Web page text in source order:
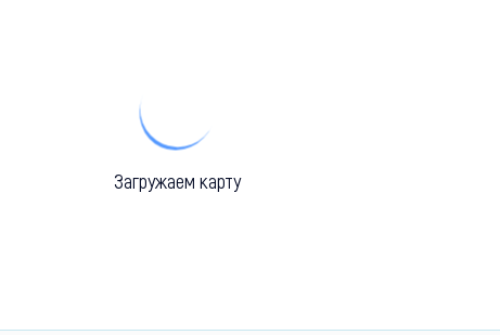
Загружаем карту